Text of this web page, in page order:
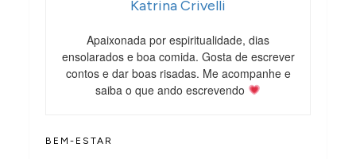
Katrina Crivelli
Apaixonada por espiritualidade, dias
ensolarados e boa comida. Gosta de escrever
contos e dar boas risadas. Me acompanhe e
saiba o que ando escrevendo
BEM-ESTAR